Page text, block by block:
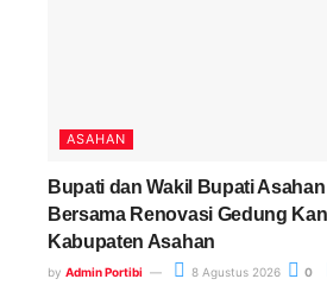
ASAHAN
Bupati dan Wakil Bupati
Bersama Renovasi Gedung
Kabupaten Asahan
by Admin Portibi 8 Agustus 2026 0